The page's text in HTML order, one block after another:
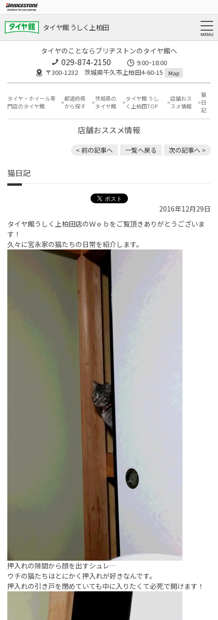
タイヤ館 うしく上柏田
タイヤのことならブリヂストンのタイヤ館へ
029-874-2150
9:00~18:00
〒300-1232 茨城県牛久市上柏田4-60-15
Map
タイヤ・ホイール専
門店のタイヤ館
都道府県
から探す
茨城県の
タイヤ館
タイヤ館 うし
く上柏田TOP
店舗おス
スメ情報
猫
日
記
店舗おススメ情報
< 前の記事へ 一覧へ戻る 次の記事へ >
猫日記
2016年12月29日
タイヤ館うしく上柏田店のＷｅｂをご覧頂きありがとうございま
す！
久々に宮永家の猫たちの日常を紹介します。
押入れの隙間から顔を出すシュレ…
ウチの猫たちはとにかく押入れが好きなんです。
押入れの引き戸を閉めていても中に入りたくて必死で開けます！